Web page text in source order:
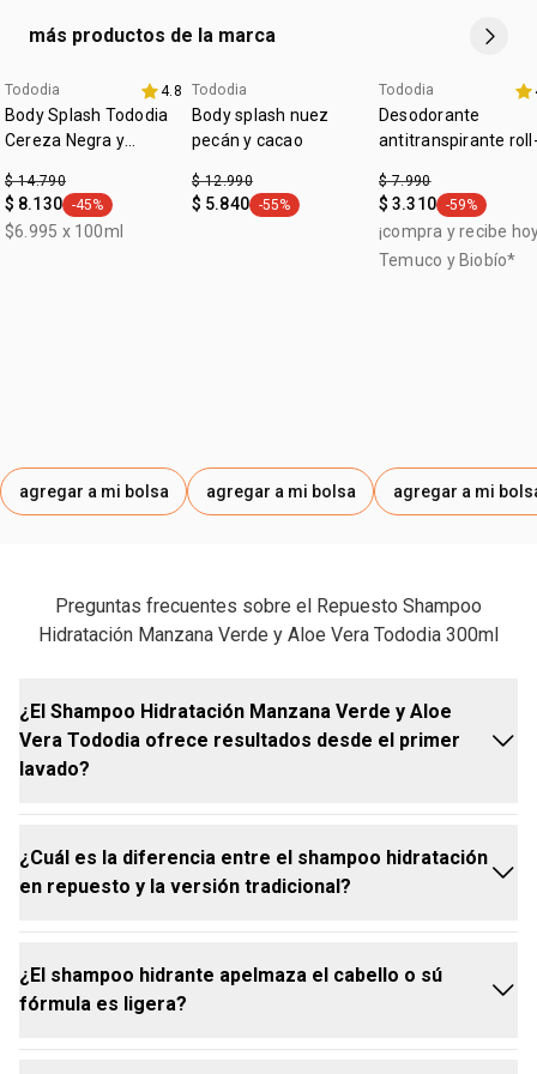
más productos de la marca
Tododia 4.8
Body Splash Tododia
Cereza Negra y
$ 14.790
$ 8.130 general.tag -45%
-45%
$6.995 x 100ml
agregar a mi bolsa
aniversario
Tododia
Body splash nuez
pecán y cacao
$ 12.990
$ 5.840 general.tag -55%
-55%
agregar a mi bolsa
aniversario
Tododia
Desodorante
antitranspirante
prebiótica Tododia
perfume 70 ml
$ 7.990
$ 3.310 general.tag -
-59%
¡compra y recibe
Temuco y Biobío*
agregar a mi
Preguntas frecuentes sobre el Repuesto Shampoo
Hidratación Manzana Verde y Aloe Vera Tododia 300ml
¿El Shampoo Hidratación Manzana Verde y Aloe
Vera Tododia ofrece resultados desde el primer
lavado?
¡Sí! Desde el primer lavado, la recarga shampoo
hidratación Tododia Manzana Verde y Aloe Vera
raiz a las puntas, purificando el cuero cabelludo y
equilibrando las hebras desde la primera aplicación.
¿Cuál es la diferencia entre el shampoo hidratación
en repuesto y la versión tradicional?
La fórmula es exactamente la misma; lo único que
cambia es el envase. Los repuestos Natura fueron
¿El shampoo hidrante apelmaza el cabello o sú
fórmula es ligera?